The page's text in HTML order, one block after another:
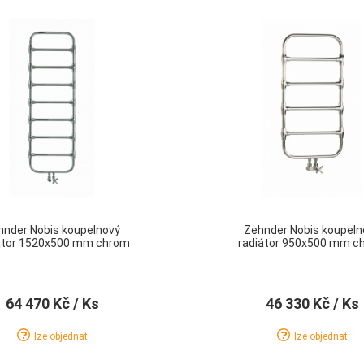
Nobis koupelnový
1520x500 mm chrom
64 470 Kč/ Ks
lze objednat
Zehnder Nobis
radiátor 950x500 mm
46 330 Kč/ Ks
lze objednat